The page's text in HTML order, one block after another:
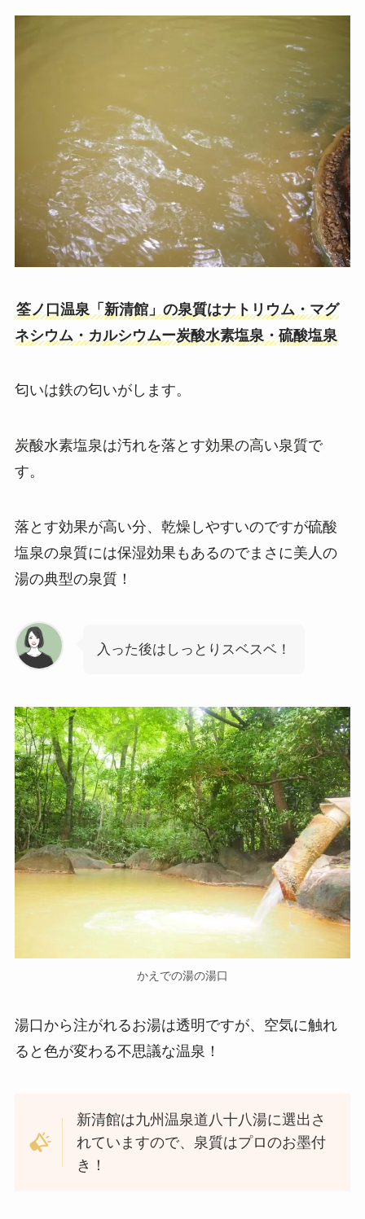
筌ノ口温泉「新清館」の泉質はナトリウム・マグ
ネシウム・カルシウムー炭酸水素塩泉・硫酸塩泉
匂いは鉄の匂いがします。
炭酸水素塩泉は汚れを落とす効果の高い泉質で
す。
落とす効果が高い分、乾燥しやすいのですが硫酸
塩泉の泉質には保湿効果もあるのでまさに美人の
湯の典型の泉質！
入った後はしっとりスベスベ！
かえでの湯の湯口
湯口から注がれるお湯は透明ですが、空気に触れ
ると色が変わる不思議な温泉！
新清館は九州温泉道八十八湯に選出さ
れていますので、泉質はプロのお墨付
き！